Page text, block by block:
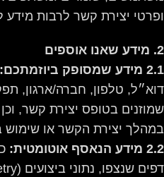
ופרטי יצירת קשר לרבות מידע
2. מידע שאנו אוספים
2.1 מידע שמסופק ביוזמתכם:
דוא״ל, טלפון, חברה/ארגון,
שמוזנים בטופס יצירת קשר,
במהלך יצירת הקשר או שימוש
2.2 מידע הנאסף אוטומטית: